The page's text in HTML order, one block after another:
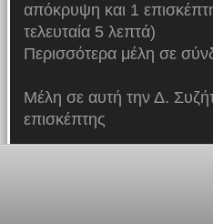
απόκρυψη και 1
τελευταία 5 λεπτά)
Περισσότερα μέλη σε
Μέλη σε αυτή την Δ.
επισκέπτης